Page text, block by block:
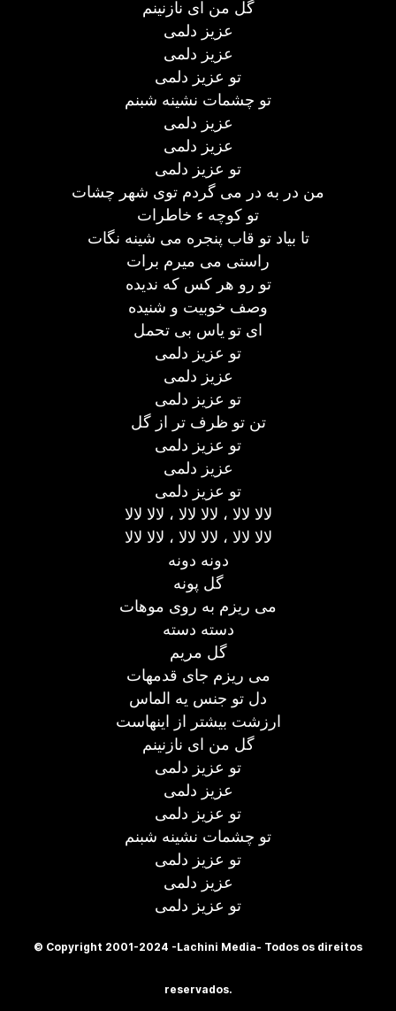
گل من ای نازنینم
عزیز دلمی
عزیز دلمی
تو عزیز دلمی
تو چشمات نشینه شبنم
عزیز دلمی
عزیز دلمی
تو عزیز دلمی
من در به در می گردم توی شهر چشات
تو کوچه ء خاطرات
تا بیاد تو قاب پنجره می شینه نگات
راستی می میرم برات
تو رو هر کس که ندیده
وصف خوبیت و شنیده
ای تو یاس بی تحمل
تو عزیز دلمی
عزیز دلمی
تو عزیز دلمی
تن تو ظرف تر از گل
تو عزیز دلمی
عزیز دلمی
تو عزیز دلمی
لالا لالا ، لالا لالا ، لالا لالا
لالا لالا ، لالا لالا ، لالا لالا
دونه دونه
گل پونه
می ریزم به روی موهات
دسته دسته
گل مریم
می ریزم جای قدمهات
دل تو جنس یه الماس
ارزشت بیشتر از اینهاست
گل من ای نازنینم
تو عزیز دلمی
عزیز دلمی
تو عزیز دلمی
تو چشمات نشینه شبنم
تو عزیز دلمی
عزیز دلمی
تو عزیز دلمی
© Copyright 2001-2024 -Lachini Media- Todos os direitos
reservados.